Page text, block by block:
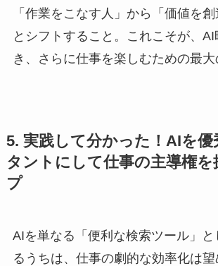
「作業をこなす人」から「価値を
とシフトすること。これこそが、
き、さらに仕事を楽しむための最大
5. 実践して分かった！AIを優
タントにして仕事の主導権を
プ
AIを単なる「便利な検索ツール」と
るうちは、仕事の劇的な効率化は